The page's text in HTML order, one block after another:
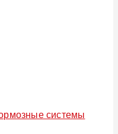
системы